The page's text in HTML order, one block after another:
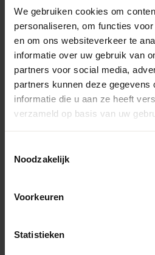
We gebruiken cookies om
personaliseren, om functies
en om ons websiteverkeer te
informatie over uw gebruik van
partners voor social media,
partners kunnen deze gegevens
informatie die u aan ze heeft
verzameld op basis van uw
Noodzakelijk
Voorkeuren
Statistieken
door wie we zijn, maar ook
dichtbij te zijn. Bekijk onze
hieronder:
Heerenveen
Leeuwarden -
Eibergen – Witzand
Almelo – Witzand
Enschede – Witzand
Ruurlo – Witzand
Dronten – Bouwcenter
Drachten – Bouwcenter